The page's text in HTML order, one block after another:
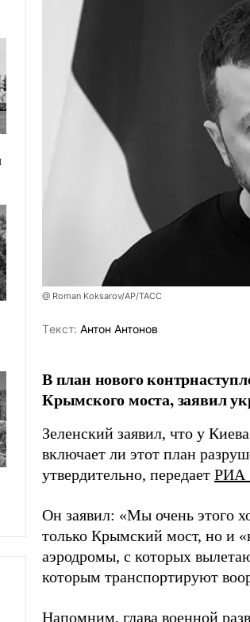
@ Roman Koksarov/AP/ТАСС
Tекст: Антон Антонов
В план нового
Крымского моста, заявил
Зеленский заявил, что у
включает ли этот план
утвердительно, передает РИА
Он заявил: «Мы очень этого
только Крымский мост, но и
аэродромы, с которых
которым транспортируют
Напомним, глава военной